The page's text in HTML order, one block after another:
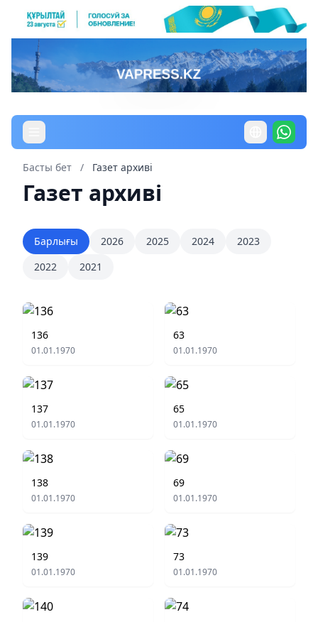
Басты бет / Газет архиві
Газет архиві
Барлығы 2026 2025 2024
2023
2022
2021
136
01.01.1970
63
01.01.1970
137
01.01.1970
65
01.01.1970
138
01.01.1970
69
01.01.1970
139
01.01.1970
73
01.01.1970